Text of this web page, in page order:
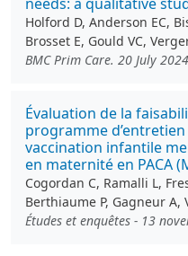
Holford D, Anderson EC,
Brosset E, Gould VC,
BMC Prim Care. 20 July 2024
Évaluation de la
programme
vaccination infantile
en maternité en PACA
Cogordan C, Ramalli L,
Berthiaume P, Gagneur A,
Études et enquêtes - 13